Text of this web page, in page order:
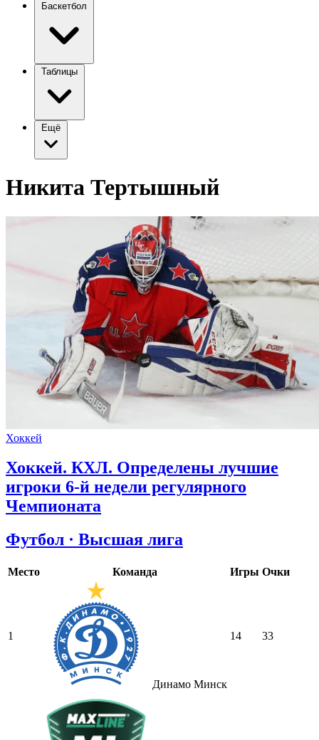
Баскетбол
Таблицы
Ещё
Никита Тертышный
Хоккей
Хоккей. КХЛ. Определены лучшие
игроки 6-й недели регулярного
Чемпионата
Футбол · Высшая лига
Место Команда Игры Очки
1
Динамо Минск
14 33